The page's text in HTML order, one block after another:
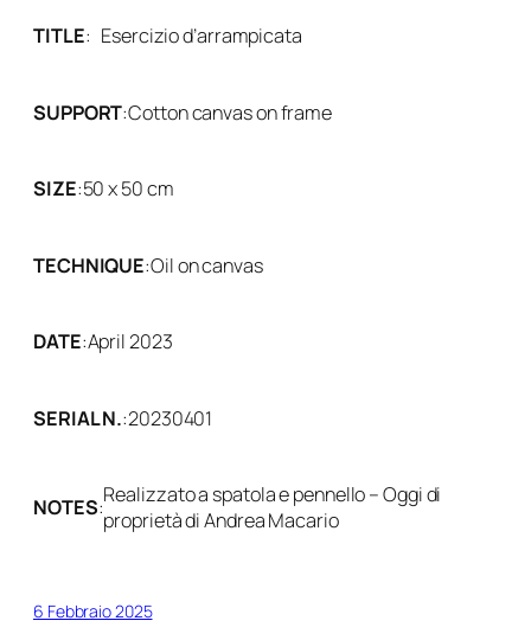
TITLE: Esercizio d’arrampicata
SUPPORT:Cotton canvas on frame
SIZE:50 x 50 cm
TECHNIQUE:Oil on canvas
DATE:April 2023
SERIAL N.:20230401
NOTES:Realizzato a spatola e pennello – Oggi di
proprietà di Andrea Macario
6 Febbraio 2025